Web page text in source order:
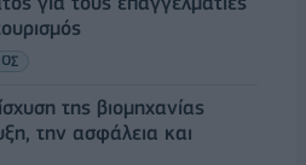
της βιομηχανίας
την ασφάλεια και